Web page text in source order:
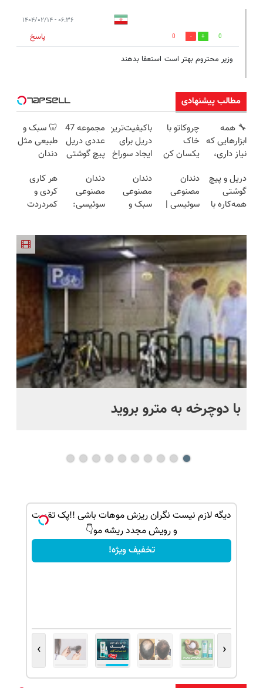
۰۶:۳۶ - ۱۴۰۴/۰۲/۱۴
0
0
پاسخ
وزیر محتروم بهتر است استعفا بدهند
مطالب پیشنهادی
🔧 همه
ابزارهایی که
نیاز داری،
جمع شده!
تخفیف به
مدت
چروکاتو با
خاک
یکسان کن
خانگی+آسان+به
صرفه)
باکیفیت‌ترین
دریل برای
ایجاد سوراخ
مجموعه 47
عددی دریل
پیچ گوشتی
(تخفیف به
مدت
محدود)
🦷 سبک و
طبیعی مثل
دندان
نصب آسان
و پرداخت
اقساطی 💳
دریل و پیچ
گوشتی
همه‌کاره با
(نصف
قیمت بازار
🔥)
دندان
مصنوعی
سوئیسی |
طبیعی!
ویزیت
رایگان+پرداخت
اقساطی😍
دندان
مصنوعی
سبک و
پرداخت
اقساطی هم
داریم!😍 |
📍تهران
دندان
مصنوعی
سوئیسی:
اروپا، سبک
و مقاوم |
پرداخت
قسطی
هر کاری
کردی و
کمردردت
پرسشنامه و
دریافت راه
حل
با دوچرخه به مترو بروید
دیگه لازم نیست نگران ریزش موهات باشی !!پک تقویت
و رویش مجدد ریشه مو👇
تخفیف ویژه!
‹
›